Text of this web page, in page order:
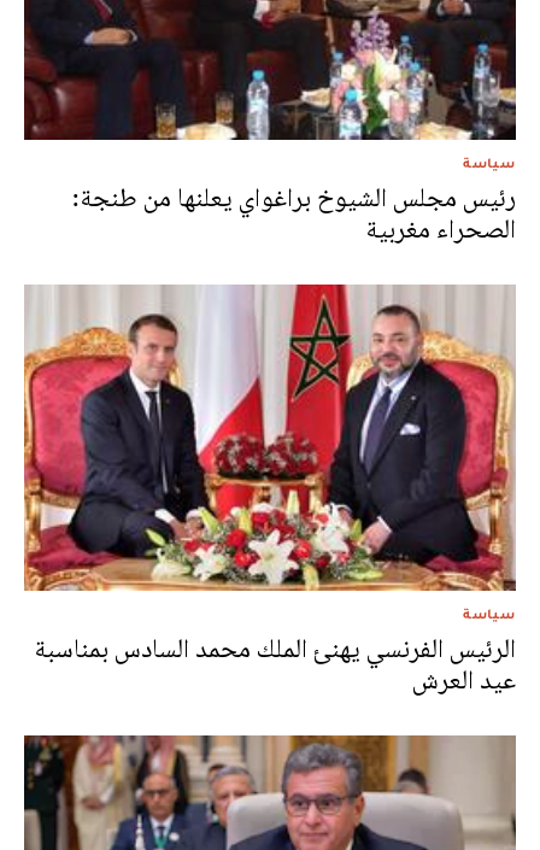
سياسة
رئيس مجلس الشيوخ براغواي يعلنها من طنجة:
الصحراء مغربية
سياسة
الرئيس الفرنسي يهنئ الملك محمد السادس بمناسبة
عيد العرش